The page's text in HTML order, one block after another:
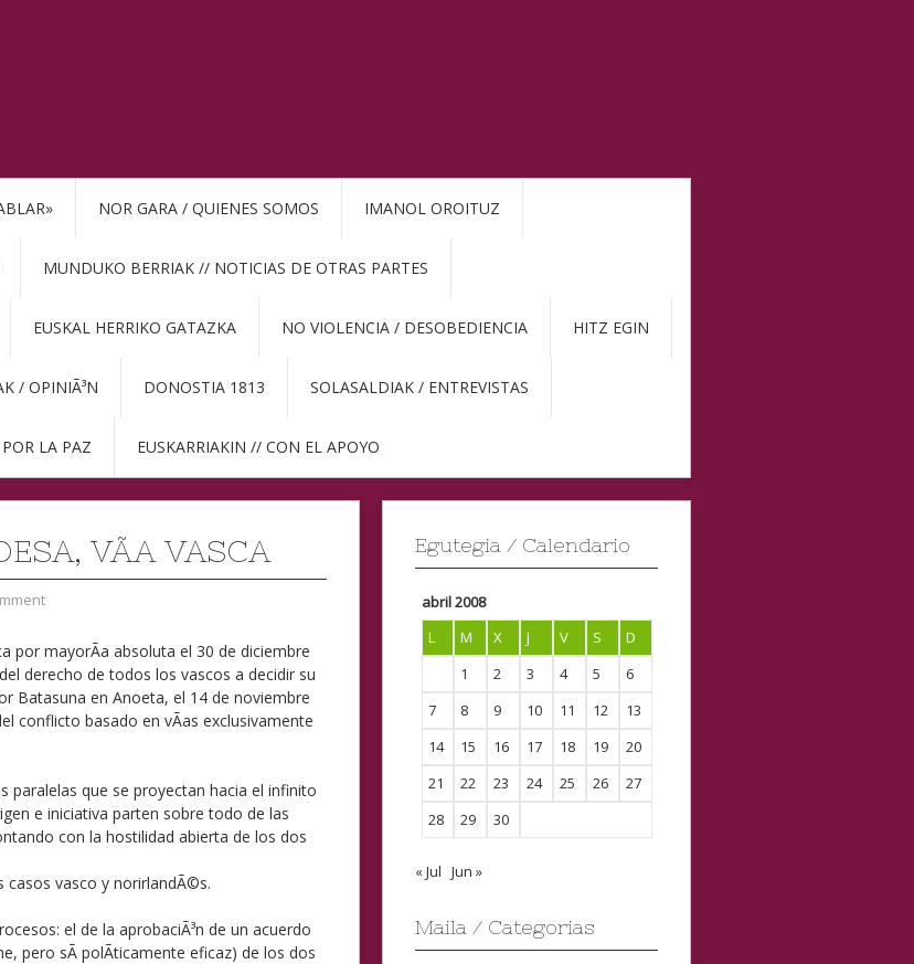
NOR GARA / QUIENES SOMOS IMANOL OROITUZ
MUNDUKO BERRIAK // NOTICIAS DE OTRAS PARTES
EUSKAL HERRIKO GATAZKA NO VIOLENCIA / DESOBEDIENCIA HITZ EGIN
/ OPINIÃ³N DONOSTIA 1813 SOLASALDIAK / ENTREVISTAS
LA PAZ EUSKARRIAKIN // CON EL APOYO
VÃ­A VASCA
por mayorÃ­a absoluta el 30 de diciembre
derecho de todos los vascos a decidir su
Batasuna en Anoeta, el 14 de noviembre
conflicto basado en vÃ­as exclusivamente
paralelas que se proyectan hacia el infinito
e iniciativa parten sobre todo de las
con la hostilidad abierta de los dos
casos vasco y norirlandÃ©s.
el de la aprobaciÃ³n de un acuerdo
pero sÃ­ polÃ­ticamente eficaz) de los dos
Egutegia / Calendario
abril 2008
L
M X J V S
D
1
2 3 4 5
6
7
8 9 10 11 12
13
14
15 16 17 18 19
20
21
22 23 24 25 26
27
28
29 30
« Jul Jun »
Maila / Categorias